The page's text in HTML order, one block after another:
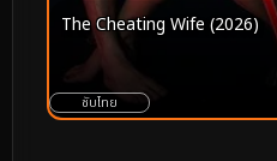
The Cheating Wife (2026)
ซับไทย